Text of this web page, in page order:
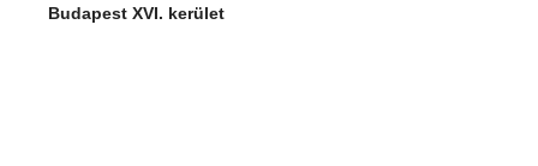
Budapest XVI. kerület